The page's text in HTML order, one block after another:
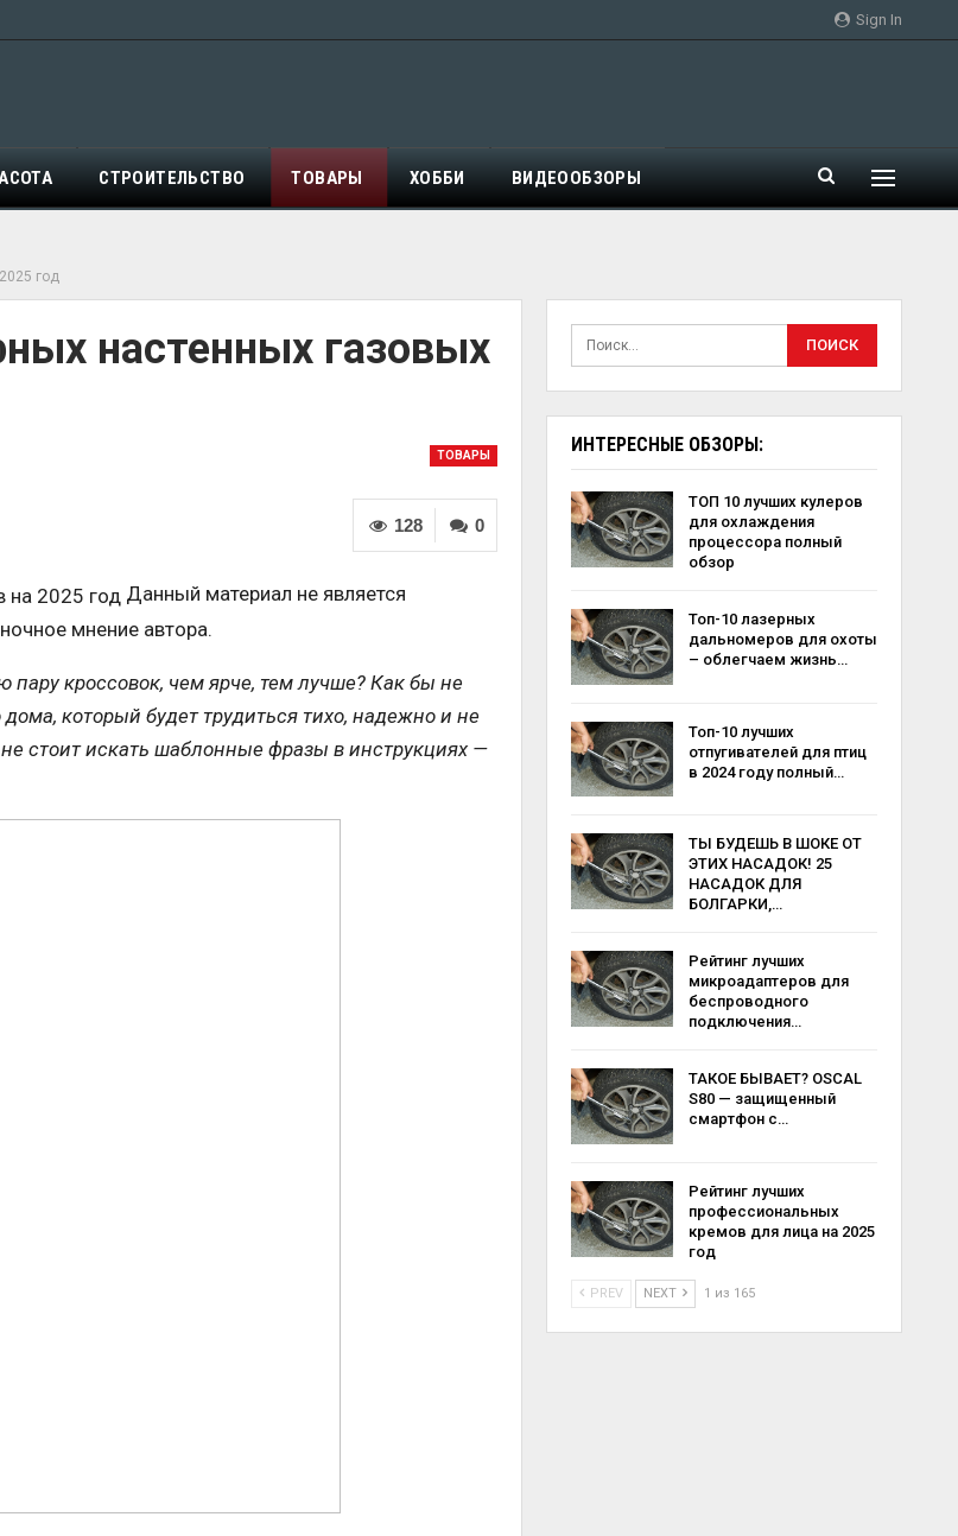
Sign In
СТРОИТЕЛЬСТВО ТОВАРЫ ХОББИ ВИДЕООБЗОРЫ
год
настенных газовых
ТОВАРЫ
0
128
Данный материал не является
мнение автора.
пару кроссовок, чем ярче, тем лучше? Как бы не
который будет трудиться тихо, надежно и не
стоит искать шаблонные фразы в инструкциях —
ИНТЕРЕСНЫЕ ОБЗОРЫ:
ТОП 10 лучших кулеров
для охлаждения
процессора полный
обзор
Топ-10 лазерных
дальномеров для охоты
– облегчаем жизнь…
Топ-10 лучших
отпугивателей для птиц
в 2024 году полный…
ТЫ БУДЕШЬ В ШОКЕ ОТ
ЭТИХ НАСАДОК! 25
НАСАДОК ДЛЯ
БОЛГАРКИ,…
Рейтинг лучших
микроадаптеров для
беспроводного
подключения…
ТАКОЕ БЫВАЕТ? OSCAL
S80 — защищенный
смартфон с…
Рейтинг лучших
профессиональных
кремов для лица на 2025
год
PREV NEXT 1 из 165